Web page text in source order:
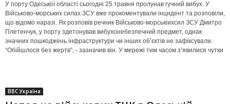
У порту Одеської області сьогодні 25 травня пролунав гучний вибух. У
Військово-морських силах ЗСУ вже прокоментували інцидент та розповіли,
що відомо наразі. Як розповів речник Військово-морськіихсил ЗСУ Дмитро
Плетенчук, у порту здетонував вибухонебезпечний предмет, однак
значних пошкоджень інфраструктури чи інших об’єктів не зафіксували.
“Обійшлося без жертв”, - зазначив він. У мережі тим часом з’явилися чутки
BBC Україна